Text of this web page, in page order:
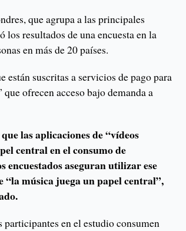
que agrupa a las principales
resultados de una encuesta en la
en más de 20 países.
están suscritas a servicios de pago para
ofrecen acceso bajo demanda a
las aplicaciones de “vídeos
central en el consumo de
encuestados aseguran utilizar ese
“la música juega un papel central”,
participantes en el estudio consumen